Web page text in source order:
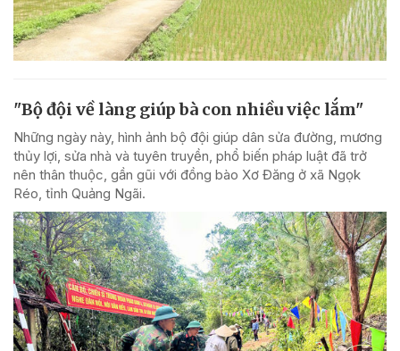
"Bộ đội về làng giúp bà con nhiều việc lắm"
Những ngày này, hình ảnh bộ đội giúp dân sửa đường, mương
thủy lợi, sửa nhà và tuyên truyền, phổ biến pháp luật đã trở
nên thân thuộc, gần gũi với đồng bào Xơ Đăng ở xã Ngọk
Réo, tỉnh Quảng Ngãi.